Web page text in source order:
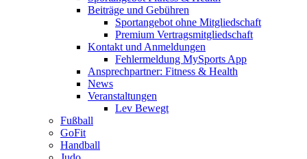
Beiträge und Gebühren
Sportangebot ohne Mitgliedschaft
Premium Vertragsmitgliedschaft
Kontakt und Anmeldungen
Fehlermeldung MySports App
Ansprechpartner: Fitness & Health
News
Veranstaltungen
Lev Bewegt
Fußball
GoFit
Handball